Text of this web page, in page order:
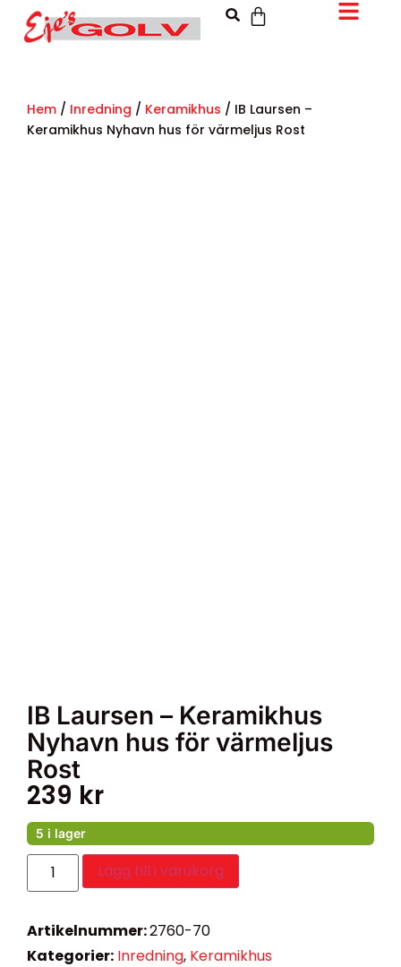
Hem / Inredning / Keramikhus / IB Laursen –
Keramikhus Nyhavn hus för värmeljus Rost
IB Laursen – Keramikhus
Nyhavn hus för värmeljus
Rost
239 kr
5 i lager
Lägg till i varukorg
Artikelnummer:2760-70
Kategorier: Inredning, Keramikhus